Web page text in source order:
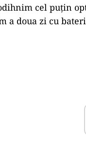
cel puțin
a doua zi cu